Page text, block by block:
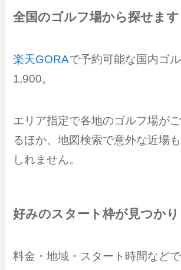
全国のゴルフ場から探せます
楽天GORAで予約可能な国内ゴ
1,900。
エリア指定で各地のゴルフ場が
るほか、地図検索で意外な近場
しれません。
好みのスタート枠が見つか
料金・地域・スタート時間など